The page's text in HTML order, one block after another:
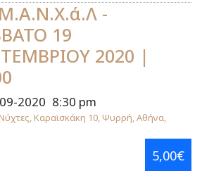
-
19
2020 |
2020 8:30 pm
Καραϊσκάκη 10, Ψυρρή, Αθήνα,
5,00€